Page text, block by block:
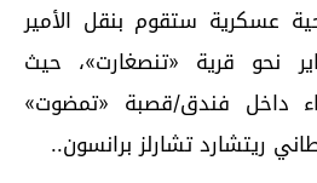
عسكرية ستقوم بنقل الأمير
يوم 24 فبراير نحو قرية «تنصغارت»، حيث
داخل فندق/قصبة «تمضوت»
ريتشارد تشارلز برانسون..